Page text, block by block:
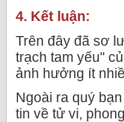
4. Kết luận:
Trên đây đã sơ
trạch tam yếu"
ảnh hưởng ít
Ngoài ra quý
tin về tử vi,